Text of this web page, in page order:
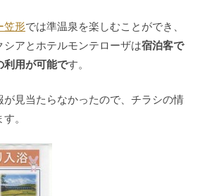
笠形では準温泉を楽しむことができ、
アとホテルモンテローザは宿泊客で
利用が可能です。
見当たらなかったので、チラシの情
。